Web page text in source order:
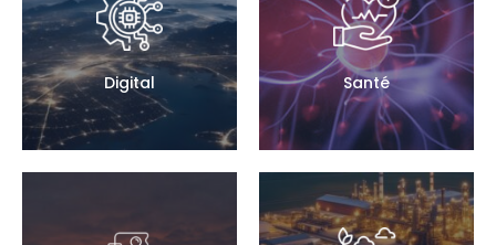
Digital
Découvrez
le
Santé
Découvrez
le
de
Santé